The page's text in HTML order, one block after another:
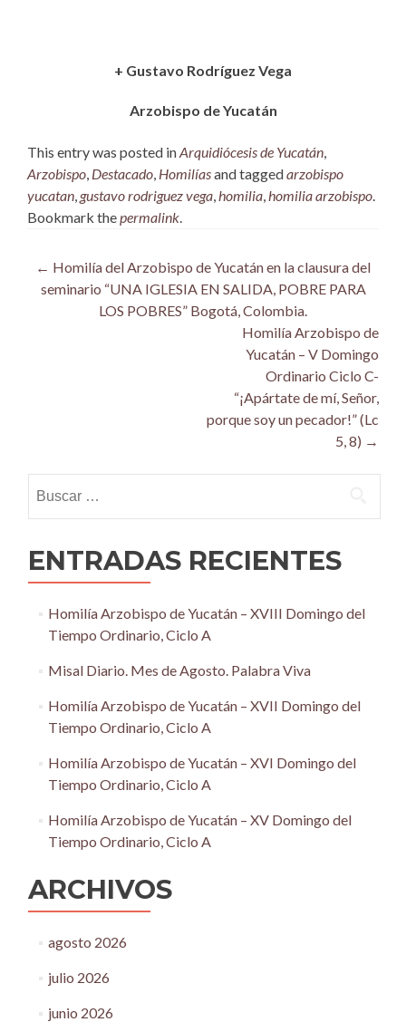
+ Gustavo Rodríguez Vega
Arzobispo de Yucatán
This entry was posted inArquidiócesis de Yucatán,
Arzobispo, Destacado, Homilíasand taggedarzobispo
yucatan, gustavo rodriguez vega,homilia,homilia arzobispo.
Bookmark thepermalink.
Post
navigation
← Homilía del Arzobispo de Yucatán en la clausura del
seminario “UNA IGLESIA EN SALIDA, POBRE PARA
LOS POBRES” Bogotá, Colombia.
Homilía Arzobispo de
Yucatán – V Domingo
Ordinario Ciclo C-
“¡Apártate de mí, Señor,
porque soy un pecador!” (Lc
5, 8) →
ENTRADAS RECIENTES
Homilía Arzobispo de Yucatán – XVIII Domingo del
Tiempo Ordinario, Ciclo A
Misal Diario. Mes de Agosto. Palabra Viva
Homilía Arzobispo de Yucatán – XVII Domingo del
Tiempo Ordinario, Ciclo A
Homilía Arzobispo de Yucatán – XVI Domingo del
Tiempo Ordinario, Ciclo A
Homilía Arzobispo de Yucatán – XV Domingo del
Tiempo Ordinario, Ciclo A
ARCHIVOS
agosto 2026
julio 2026
junio 2026